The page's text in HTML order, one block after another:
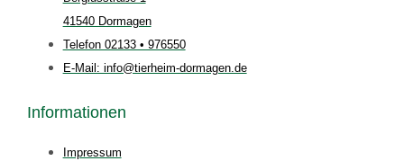
41540 Dormagen
Telefon 02133 • 976550
E-Mail: info@tierheim-dormagen.de
Informationen
Impressum